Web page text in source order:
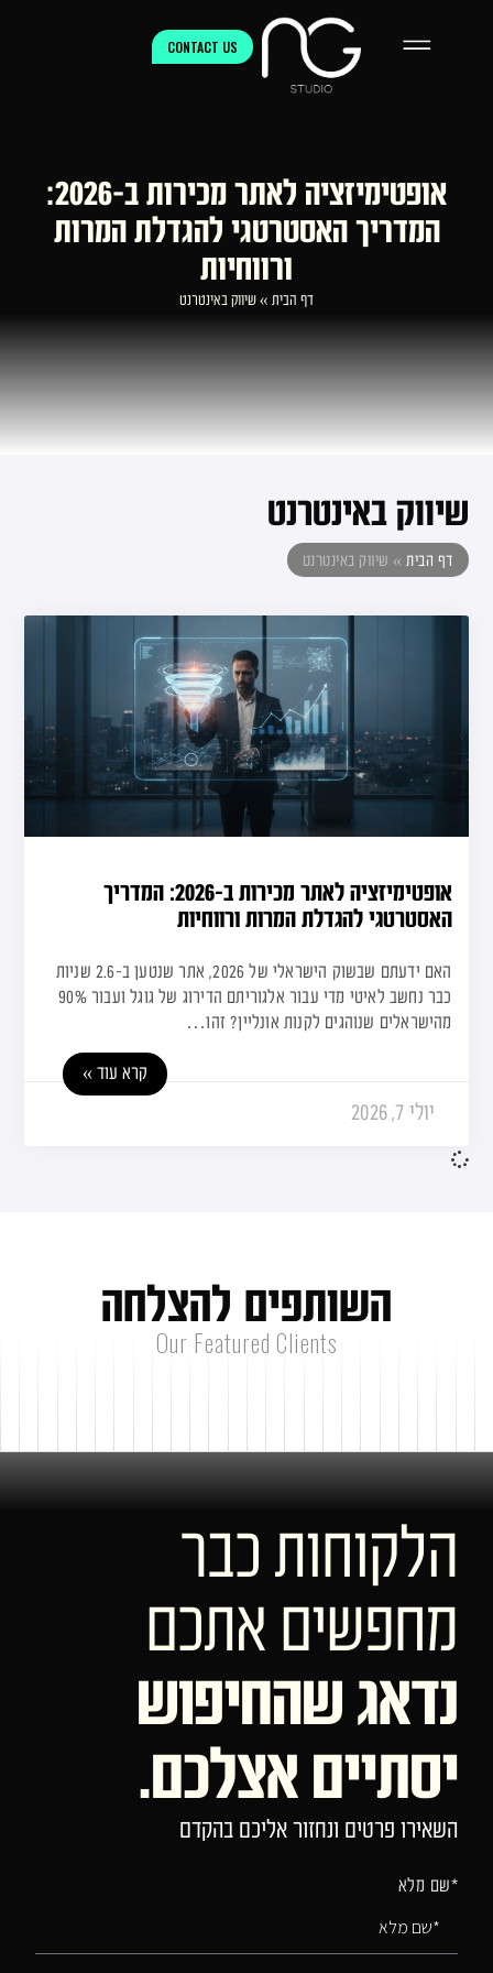
CONTACT US
אופטימיזציה לאתר מכירות ב-2026:
המדריך האסטרטגי להגדלת המרות
ורווחיות
דף הבית » שיווק באינטרנט
שיווק באינטרנט
דף הבית» שיווק באינטרנט
אופטימיזציה לאתר מכירות ב-2026: המדריך
האסטרטגי להגדלת המרות ורווחיות
האם ידעתם שבשוק הישראלי של 2026, אתר שנטען ב-2.6 שניות
כבר נחשב לאיטי מדי עבור אלגוריתם הדירוג של גוגל ועבור 90%
מהישראלים שנוהגים לקנות אונליין? זהו…
קרא עוד »
יולי 7, 2026
השותפים להצלחה
Our Featured Clients
הלקוחות כבר
מחפשים אתכם
נדאג שהחיפוש
יסתיים אצלכם.
השאירו פרטים ונחזור אליכם בהקדם
*שם מלא